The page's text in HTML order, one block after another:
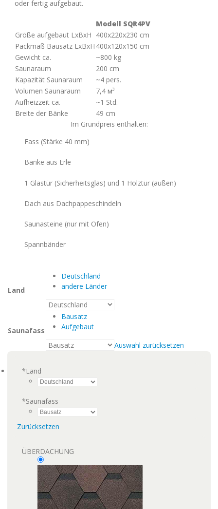
oder fertig aufgebaut.
Modell SQR4PV
Größe aufgebaut LxBxH 400x220x230 cm
Packmaß Bausatz LxBxH 400х120х150 cm
Gewicht ca.
~800 kg
Saunaraum
200 cm
Kapazität Saunaraum
~4 pers.
Volumen Saunaraum
7,4 м³
Aufheizzeit ca.
~1 Std.
Breite der Bänke
49 cm
Im Grundpreis enthalten:
Fass (Stärke 40 mm)
Bänke aus Erle
1 Glastür (Sicherheitsglas) und 1 Holztür (außen)
Dach aus Dachpappeschindeln
Saunasteine (nur mit Ofen)
Spannbänder
Land
Deutschland
andere Länder
Saunafass
Bausatz
Aufgebaut
Auswahl zurücksetzen
*Land
*Saunafass
Zurücksetzen
ÜBERDACHUNG